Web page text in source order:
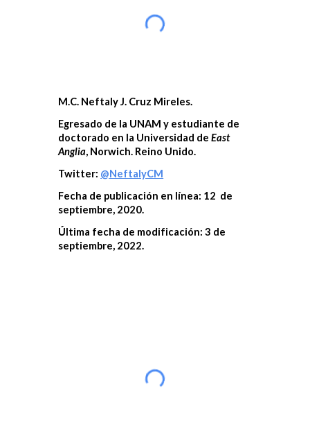
M.C. Neftaly J. Cruz Mireles.
Egresado de la UNAM y estudiante de
doctorado en la Universidad deEast
Anglia, Norwich. Reino Unido.
Twitter: @NeftalyCM
Fecha de publicación en línea: 12 de
septiembre, 2020.
Última fecha de modificación: 3 de
septiembre, 2022.